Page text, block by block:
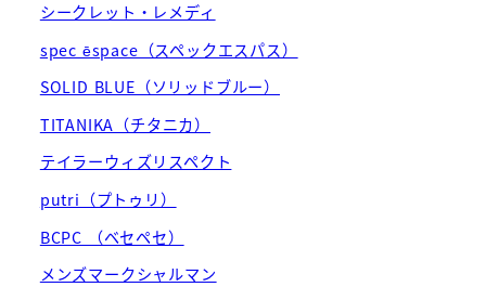
シークレット・レメディ
spec ēspace（スペックエスパス）
SOLID BLUE（ソリッドブルー）
TITANIKA（チタニカ）
テイラーウィズリスペクト
putri（プトゥリ）
BCPC （ベセペセ）
メンズマークシャルマン